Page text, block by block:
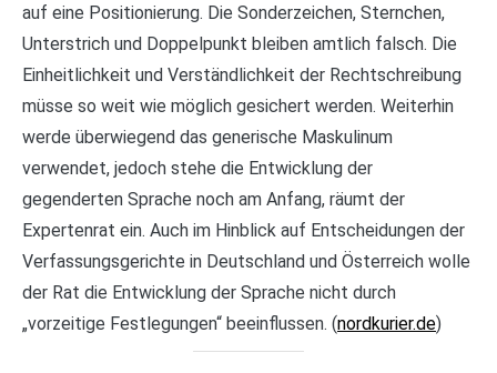
auf eine Positionierung. Die Sonderzeichen, Sternchen,
Unterstrich und Doppelpunkt bleiben amtlich falsch. Die
Einheitlichkeit und Verständlichkeit der Rechtschreibung
müsse so weit wie möglich gesichert werden. Weiterhin
werde überwiegend das generische Maskulinum
verwendet, jedoch stehe die Entwicklung der
gegenderten Sprache noch am Anfang, räumt der
Expertenrat ein. Auch im Hinblick auf Entscheidungen der
Verfassungsgerichte in Deutschland und Österreich wolle
der Rat die Entwicklung der Sprache nicht durch
„vorzeitige Festlegungen“ beeinflussen. (nordkurier.de)